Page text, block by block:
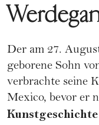
Der am 27.
geborene Sohn
verbrachte seine
Mexico, bevor er
Kunstgeschichte